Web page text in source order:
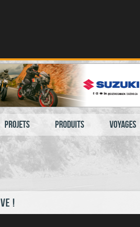
Projets Produits Voyages
!